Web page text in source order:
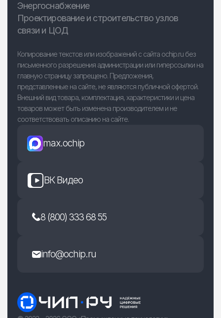
Энергоснабжение
Проектирование и строительство узлов
связи и ЦОД
Копирование текстов или изображений с сайта ochip.ru без
письменного разрешения администрации или гиперссылки на
главную страницу запрещено. Предложения,
представленные на сайте, не являются публичной офертой.
Внешний вид товара, комплектация, характеристики и цена
товаров может быть изменена производителем и не
соответствовать описанию на сайте.
max.ochip
ВК Видео
8 (800) 333 68 55
info@ochip.ru